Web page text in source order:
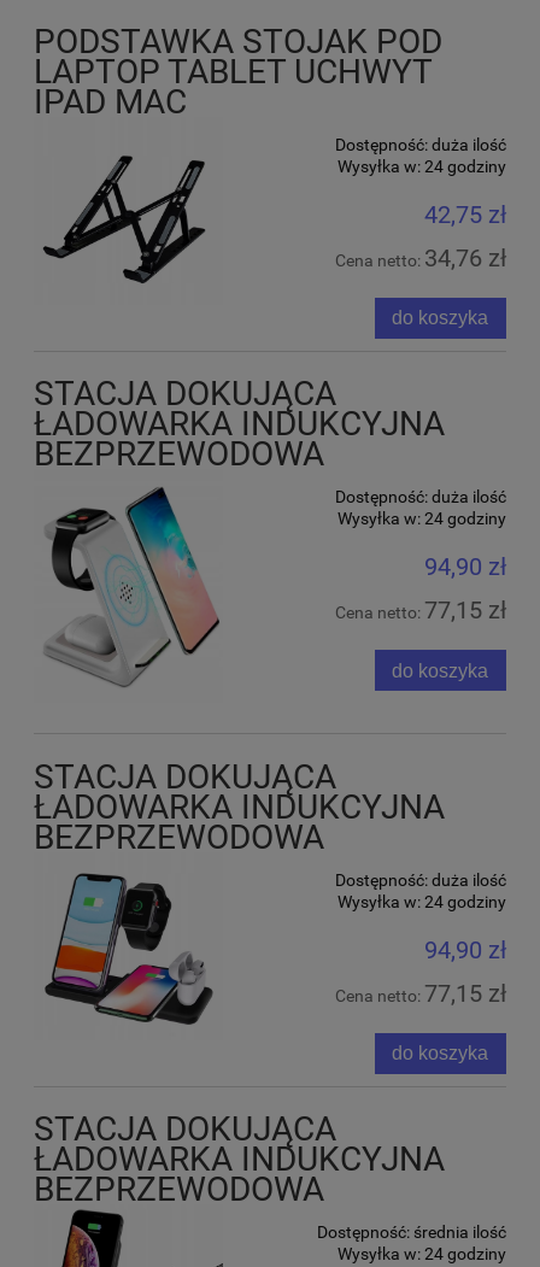
PODSTAWKA STOJAK POD
LAPTOP TABLET UCHWYT
IPAD MAC
Dostępność:duża ilość
Wysyłka w:24 godziny
42,75 zł
Cena netto: 34,76 zł
do koszyka
STACJA DOKUJĄCA
ŁADOWARKA INDUKCYJNA
BEZPRZEWODOWA
Dostępność:duża ilość
Wysyłka w:24 godziny
94,90 zł
Cena netto: 77,15 zł
do koszyka
STACJA DOKUJĄCA
ŁADOWARKA INDUKCYJNA
BEZPRZEWODOWA
Dostępność:duża ilość
Wysyłka w:24 godziny
94,90 zł
Cena netto: 77,15 zł
do koszyka
STACJA DOKUJĄCA
ŁADOWARKA INDUKCYJNA
BEZPRZEWODOWA
Dostępność: średnia ilość
Wysyłka w:24 godziny